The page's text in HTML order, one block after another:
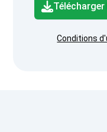
Télécharger
Conditions